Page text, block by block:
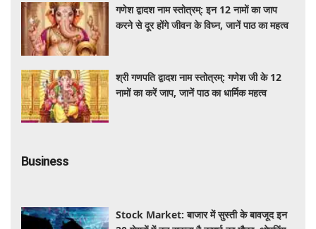
गणेश द्वादश नाम स्तोत्रम्: इन 12 नामों का जाप
करने से दूर होंगे जीवन के विघ्न, जानें पाठ का महत्व
श्री गणपति द्वादश नाम स्तोत्रम्: गणेश जी के 12
नामों का करें जाप, जानें पाठ का धार्मिक महत्व
Business
Stock Market: बाजार में सुस्ती के बावजूद इन